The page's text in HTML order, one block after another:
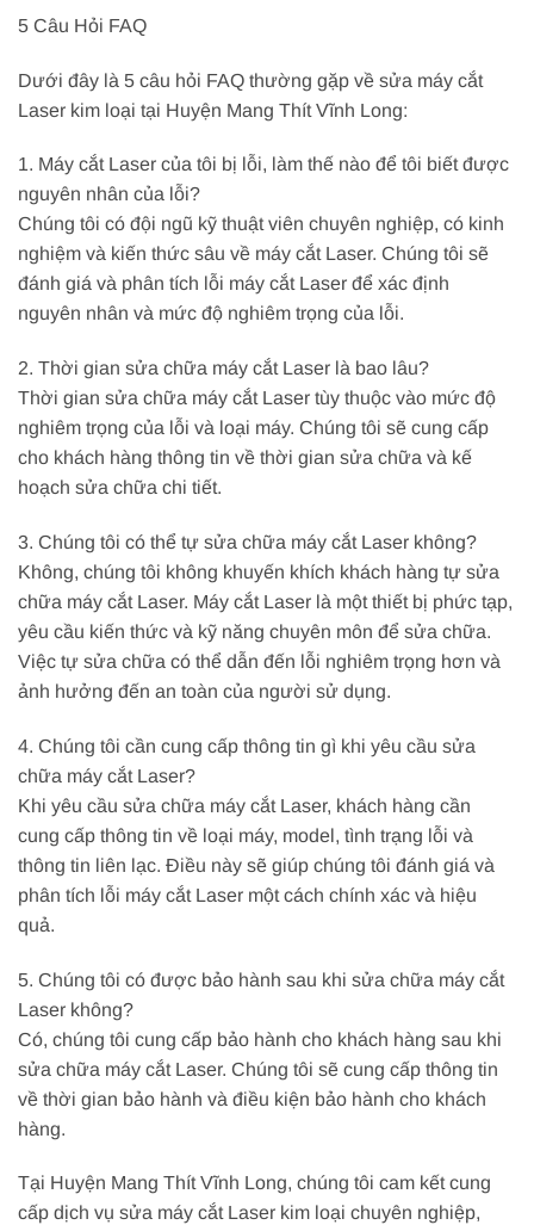
5 Câu Hỏi FAQ
Dưới đây là 5 câu hỏi FAQ thường gặp về sửa máy cắt
Laser kim loại tại Huyện Mang Thít Vĩnh Long:
1. Máy cắt Laser của tôi bị lỗi, làm thế nào để tôi biết được
nguyên nhân của lỗi?
Chúng tôi có đội ngũ kỹ thuật viên chuyên nghiệp, có kinh
nghiệm và kiến thức sâu về máy cắt Laser. Chúng tôi sẽ
đánh giá và phân tích lỗi máy cắt Laser để xác định
nguyên nhân và mức độ nghiêm trọng của lỗi.
2. Thời gian sửa chữa máy cắt Laser là bao lâu?
Thời gian sửa chữa máy cắt Laser tùy thuộc vào mức độ
nghiêm trọng của lỗi và loại máy. Chúng tôi sẽ cung cấp
cho khách hàng thông tin về thời gian sửa chữa và kế
hoạch sửa chữa chi tiết.
3. Chúng tôi có thể tự sửa chữa máy cắt Laser không?
Không, chúng tôi không khuyến khích khách hàng tự sửa
chữa máy cắt Laser. Máy cắt Laser là một thiết bị phức tạp,
yêu cầu kiến thức và kỹ năng chuyên môn để sửa chữa.
Việc tự sửa chữa có thể dẫn đến lỗi nghiêm trọng hơn và
ảnh hưởng đến an toàn của người sử dụng.
4. Chúng tôi cần cung cấp thông tin gì khi yêu cầu sửa
chữa máy cắt Laser?
Khi yêu cầu sửa chữa máy cắt Laser, khách hàng cần
cung cấp thông tin về loại máy, model, tình trạng lỗi và
thông tin liên lạc. Điều này sẽ giúp chúng tôi đánh giá và
phân tích lỗi máy cắt Laser một cách chính xác và hiệu
quả.
5. Chúng tôi có được bảo hành sau khi sửa chữa máy cắt
Laser không?
Có, chúng tôi cung cấp bảo hành cho khách hàng sau khi
sửa chữa máy cắt Laser. Chúng tôi sẽ cung cấp thông tin
về thời gian bảo hành và điều kiện bảo hành cho khách
hàng.
Tại Huyện Mang Thít Vĩnh Long, chúng tôi cam kết cung
cấp dịch vụ sửa máy cắt Laser kim loại chuyên nghiệp,